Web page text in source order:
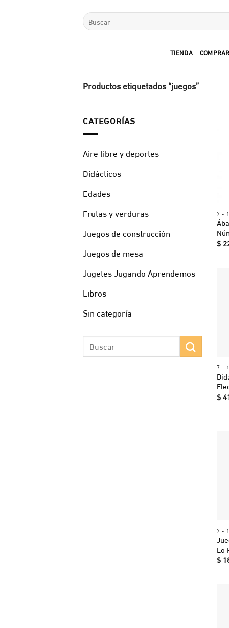
Buscar
por:
TIENDA
Productos etiquetados “juegos”
CATEGORÍAS
Aire libre y deportes
Didácticos
Edades
Frutas y verduras
Juegos de construcción
Juegos de mesa
Jugetes Jugando Aprendemos
Libros
Sin categoría
por:
7 -
$
7 -
$
7 -
Lo
$